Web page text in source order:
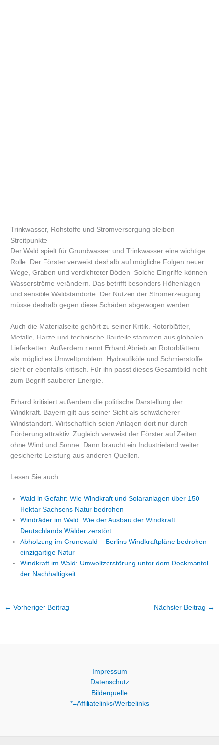
Trinkwasser, Rohstoffe und Stromversorgung bleiben
Streitpunkte
Der Wald spielt für Grundwasser und Trinkwasser eine wichtige
Rolle. Der Förster verweist deshalb auf mögliche Folgen neuer
Wege, Gräben und verdichteter Böden. Solche Eingriffe können
Wasserströme verändern. Das betrifft besonders Höhenlagen
und sensible Waldstandorte. Der Nutzen der Stromerzeugung
müsse deshalb gegen diese Schäden abgewogen werden.
Auch die Materialseite gehört zu seiner Kritik. Rotorblätter,
Metalle, Harze und technische Bauteile stammen aus globalen
Lieferketten. Außerdem nennt Erhard Abrieb an Rotorblättern
als mögliches Umweltproblem. Hydrauliköle und Schmierstoffe
sieht er ebenfalls kritisch. Für ihn passt dieses Gesamtbild nicht
zum Begriff sauberer Energie.
Erhard kritisiert außerdem die politische Darstellung der
Windkraft. Bayern gilt aus seiner Sicht als schwächerer
Windstandort. Wirtschaftlich seien Anlagen dort nur durch
Förderung attraktiv. Zugleich verweist der Förster auf Zeiten
ohne Wind und Sonne. Dann braucht ein Industrieland weiter
gesicherte Leistung aus anderen Quellen.
Lesen Sie auch:
Wald in Gefahr: Wie Windkraft und Solaranlagen über 150
Hektar Sachsens Natur bedrohen
Windräder im Wald: Wie der Ausbau der Windkraft
Deutschlands Wälder zerstört
Abholzung im Grunewald – Berlins Windkraftpläne bedrohen
einzigartige Natur
Windkraft im Wald: Umweltzerstörung unter dem Deckmantel
der Nachhaltigkeit
← Vorheriger Beitrag Nächster Beitrag →
Impressum
Datenschutz
Bilderquelle
*=Affiliatelinks/Werbelinks